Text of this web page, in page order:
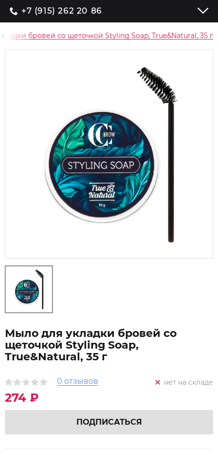
+7 (915) 262 20 86
бровей со щеточкой Styling Soap, True&Natural, 35 г
0 отзывов нет на складе
Мыло для укладки бровей со
щеточкой Styling Soap,
True&Natural, 35 г
274 ₽
ПОДПИСАТЬСЯ